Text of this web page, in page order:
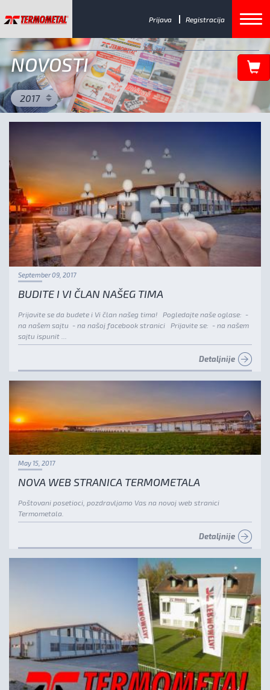
Prijava Registracija
NOVOSTI
2017
September 09, 2017
BUDITE I VI ČLAN NAŠEG TIMA
Prijavite se da budete i Vi član našeg tima! Pogledajte naše oglase: -
na našem sajtu - na našoj facebook stranici Prijavite se: - na našem
sajtu ispunit ...
Detaljnije
May 15, 2017
NOVA WEB STRANICA TERMOMETALA
Poštovani posetioci, pozdravljamo Vas na novoj web stranici
Termometala.
Detaljnije